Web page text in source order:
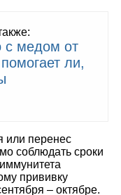
с медом от
ли,
или перенес
соблюдать сроки
прививку
– октябре.